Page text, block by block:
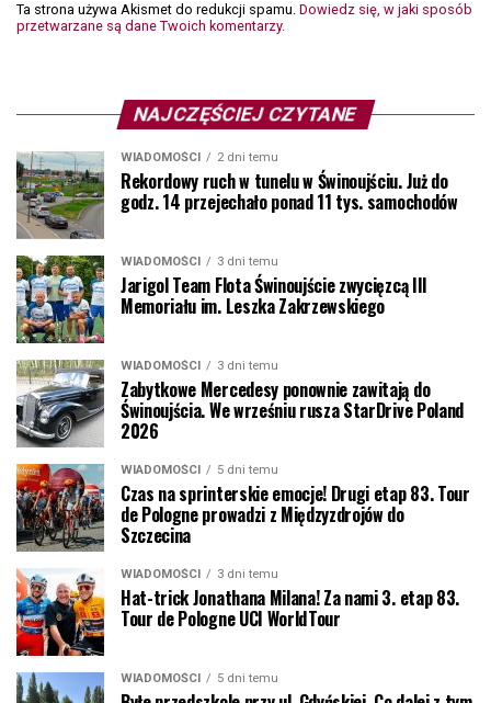
Ta strona używa Akismet do redukcji spamu. Dowiedz się, w jaki sposób
przetwarzane są dane Twoich komentarzy.
NAJCZĘŚCIEJ CZYTANE
WIADOMOŚCI 2 dni temu
Rekordowy ruch w tunelu w Świnoujściu. Już do
godz. 14 przejechało ponad 11 tys. samochodów
WIADOMOŚCI 3 dni temu
Jarigol Team Flota Świnoujście zwycięzcą III
Memoriału im. Leszka Zakrzewskiego
WIADOMOŚCI 3 dni temu
Zabytkowe Mercedesy ponownie zawitają do
Świnoujścia. We wrześniu rusza StarDrive Poland
2026
WIADOMOŚCI 5 dni temu
Czas na sprinterskie emocje! Drugi etap 83. Tour
de Pologne prowadzi z Międzyzdrojów do
Szczecina
WIADOMOŚCI 3 dni temu
Hat-trick Jonathana Milana! Za nami 3. etap 83.
Tour de Pologne UCI WorldTour
WIADOMOŚCI 5 dni temu